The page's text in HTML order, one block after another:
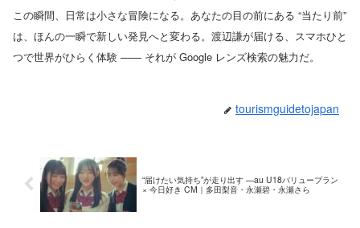
この瞬間、日常は小さな冒険になる。あなたの目の前にある “当たり前”
は、ほんの一瞬で新しい発見へと変わる。渡辺謙が届ける、スマホひと
つで世界がひらく体験 —— それが Google レンズ検索の魅力だ。
tourismguidetojapan
“届けたい気持ち”が走り出す —au U18バリュープラン
× 今日好き CM｜多田梨音・永瀬碧・永瀬さら